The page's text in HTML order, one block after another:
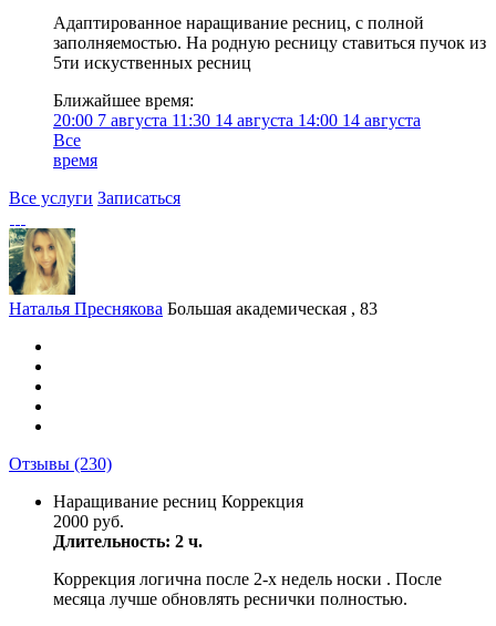
Адаптированное наращивание ресниц, с полной
заполняемостью. На родную ресницу ставиться пучок из
5ти искуственных ресниц
Ближайшее время:
20:00 7 августа 11:30 14 августа 14:00 14 августа
Все
время
Все услуги Записаться
Наталья Преснякова Большая академическая , 83
Отзывы (230)
Наращивание ресниц Коррекция
2000 руб.
Длительность: 2 ч.
Коррекция логична после 2-х недель носки . После
месяца лучше обновлять реснички полностью.